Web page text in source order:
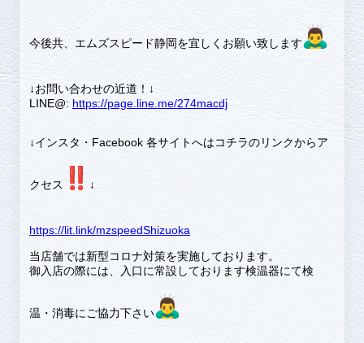
今後共、エムズスピード静岡を宜しくお願い致します
↓お問い合わせの近道！↓
LINE@: https://page.line.me/274macdj
↓インスタ・Facebook 各サイトへはコチラのリンクからア
クセス ↓
https://lit.link/mzspeedShizuoka
当店舗では新型コロナ対策を実施しております。
御入店の際には、入口に常設しております検温器にて検
温・消毒にご協力下さい